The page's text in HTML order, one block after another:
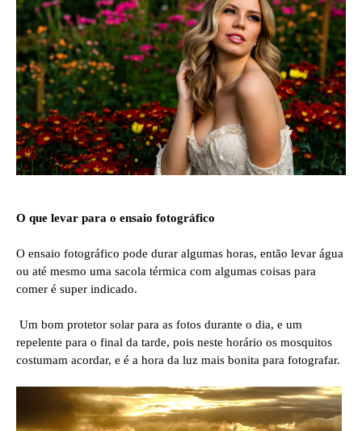
O que levar para o ensaio fotográfico
O ensaio fotográfico pode durar algumas horas, então levar água
ou até mesmo uma sacola térmica com algumas coisas para
comer é super indicado.
Um bom protetor solar para as fotos durante o dia, e um
repelente para o final da tarde, pois neste horário os mosquitos
costumam acordar, e é a hora da luz mais bonita para fotografar.